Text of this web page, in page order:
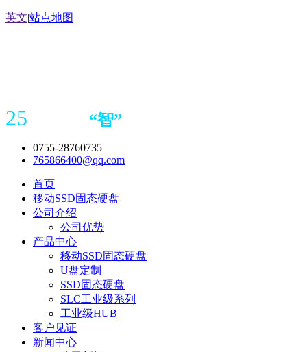
英文|站点地图
25 “智”
0755-28760735
765866400@qq.com
首页
移动SSD固态硬盘
公司介绍
公司优势
产品中心
移动SSD固态硬盘
U盘定制
SSD固态硬盘
SLC工业级系列
工业级HUB
客户见证
新闻中心